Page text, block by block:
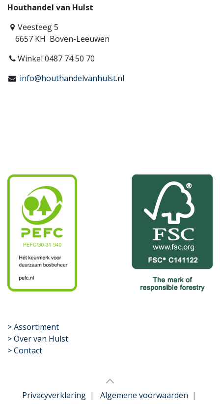
Houthandel van Hulst
Veesteeg 5
6657 KH Boven-Leeuwen
Winkel 0487 74 50 70
info@houthandelvanhulst.nl
​>Assortiment
> Over van Hulst
> Contact
Privacyverklaring| Algemene voorwaarden |